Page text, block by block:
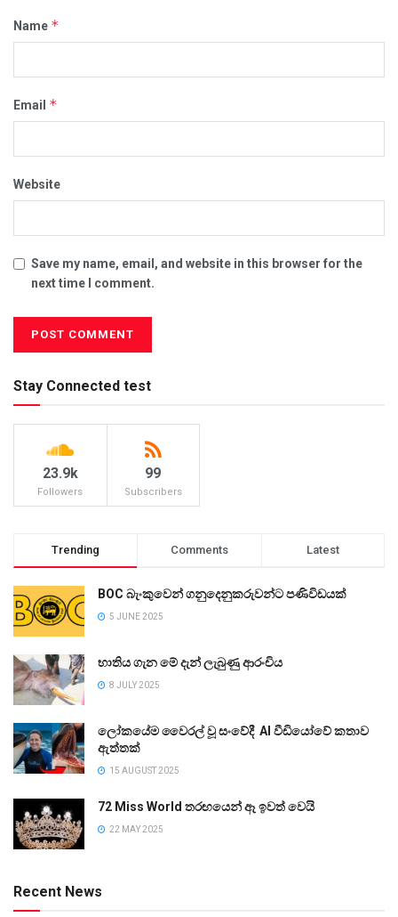
Name *
Email *
Website
Save my name, email, and website in this browser for the
next time I comment.
Stay Connected test
23.9k
Followers
99
Subscribers
Trending Comments Latest
BOC බැංකුවෙන් ගනුදෙනුකරුවන්ට පණිවිඩයක්
5 JUNE 2025
භාතිය ගැන මේ දැන් ලැබුණු ආරංචිය
8 JULY 2025
ලෝකයේම වෛරල් වූ සංවේදී AI වීඩියෝවේ කතාව
ඇත්තක්
15 AUGUST 2025
72 Miss World තරඟයෙන් ඈ ඉවත් වෙයි
22 MAY 2025
Recent News